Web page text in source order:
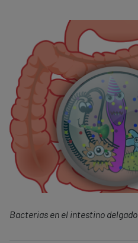
Comunicación
Bacterias en el intestino delgado